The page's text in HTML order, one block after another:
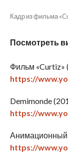
Посмотреть
Фильм «Curtiz»
https://
Demimonde
https://
Анимационный
https://